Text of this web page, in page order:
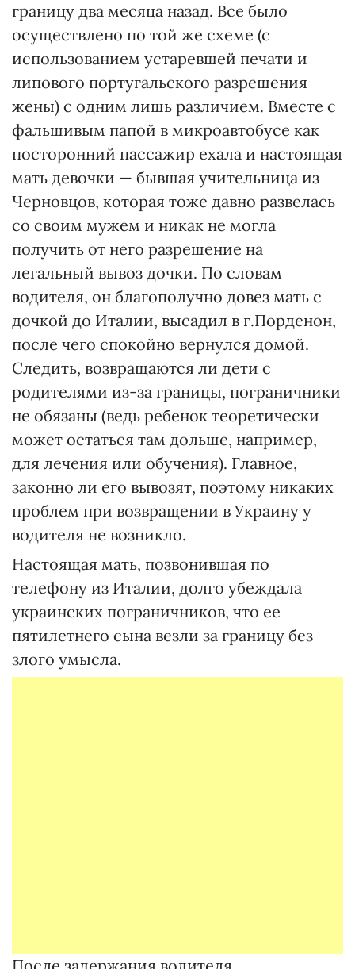
границу два месяца назад. Все было
осуществлено по той же схеме (с
использованием устаревшей печати и
липового португальского разрешения
жены) с одним лишь различием. Вместе с
фальшивым папой в микроавтобусе как
посторонний пассажир ехала и настоящая
мать девочки — бывшая учительница из
Черновцов, которая тоже давно развелась
со своим мужем и никак не могла
получить от него разрешение на
легальный вывоз дочки. По словам
водителя, он благополучно довез мать с
дочкой до Италии, высадил в г.Порденон,
после чего спокойно вернулся домой.
Следить, возвращаются ли дети с
родителями из-за границы, пограничники
не обязаны (ведь ребенок теоретически
может остаться там дольше, например,
для лечения или обучения). Главное,
законно ли его вывозят, поэтому никаких
проблем при возвращении в Украину у
водителя не возникло.
Настоящая мать, позвонившая по
телефону из Италии, долго убеждала
украинских пограничников, что ее
пятилетнего сына везли за границу без
злого умысла.